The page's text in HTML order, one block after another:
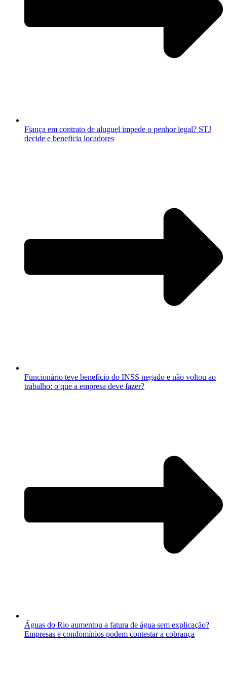
Fiança em contrato de aluguel impede o penhor legal? STJ
decide e beneficia locadores
Funcionário teve benefício do INSS negado e não voltou ao
trabalho: o que a empresa deve fazer?
Águas do Rio aumentou a fatura de água sem explicação?
Empresas e condomínios podem contestar a cobrança